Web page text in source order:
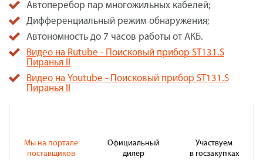
Автоперебор пар многожильных кабелей;
Дифференциальный режим обнаружения;
Автономность до 7 часов работы от АКБ.
Видео на Rutube - Поисковый прибор ST131.S
Пиранья II
Видео на Youtube - Поисковый прибор ST131.S
Пиранья II
Мы на портале
поставщиков
Официальный
дилер
Участвуем
в госзакупках